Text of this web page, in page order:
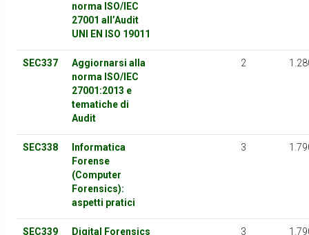
norma ISO/IEC
27001 all’Audit
UNI EN ISO 19011
SEC337
Aggiornarsi alla
norma ISO/IEC
27001:2013 e
tematiche di
Audit
2
SEC338
Informatica
Forense
(Computer
Forensics):
aspetti pratici
3
SEC339 Digital Forensics 3